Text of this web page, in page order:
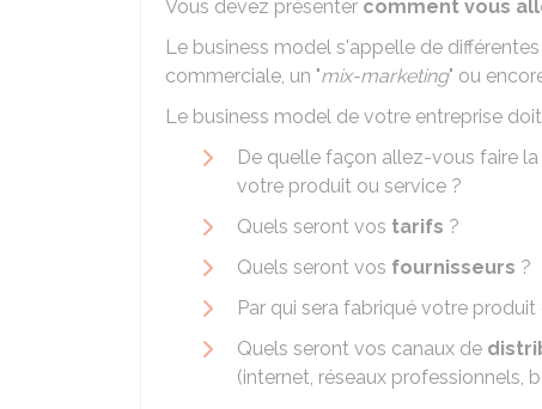
Vous devez présenter comment vous
Le business model s'appelle de
commerciale, un "mix-marketing" ou
Le business model de votre entreprise
De quelle façon allez-vous faire la
votre produit ou service ?
Quels seront vos tarifs ?
Quels seront vos fournisseurs ?
Par qui sera fabriqué votre produit
Quels seront vos canaux de
(internet, réseaux professionnels,